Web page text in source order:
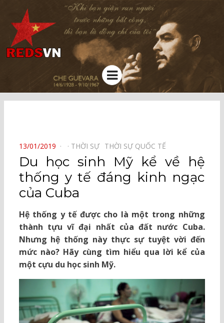
Kênh chia sẻ tri thức cộng đồng
Menu
POSTED
ON
13/01/2019 THỜI SỰ⠀ THỜI SỰ QUỐC TẾ⠀
Du học sinh Mỹ kể về hệ
thống y tế đáng kinh ngạc
của Cuba
Hệ thống y tế được cho là một trong những
thành tựu vĩ đại nhất của đất nước Cuba.
Nhưng hệ thống này thực sự tuyệt vời đến
mức nào? Hãy cùng tìm hiểu qua lời kể của
một cựu du học sinh Mỹ.